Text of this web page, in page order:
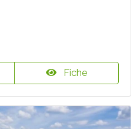
Fiche